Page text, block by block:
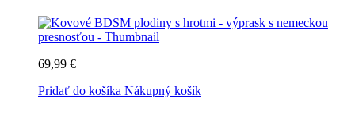
69,99 €
Pridať do košíka Nákupný košík